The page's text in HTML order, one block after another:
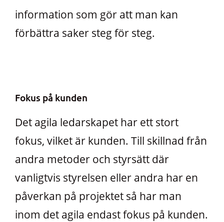
information som gör att man kan
förbättra saker steg för steg.
Fokus på kunden
Det agila ledarskapet har ett stort
fokus, vilket är kunden. Till skillnad från
andra metoder och styrsätt där
vanligtvis styrelsen eller andra har en
påverkan på projektet så har man
inom det agila endast fokus på kunden.